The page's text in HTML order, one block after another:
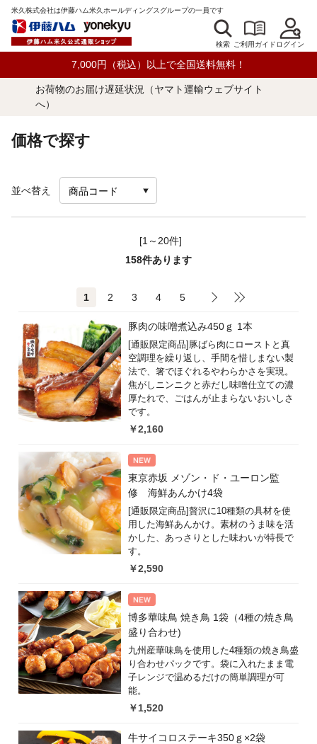
米久株式会社は伊藤ハム米久ホールディングスグループの一員です
検索 ご利用ガイドログイン
7,000円（税込）以上で全国送料無料！
お荷物のお届け遅延状況（ヤマト運輸ウェブサイト
へ）
価格で探す
並べ替え
[1～20件]
158件あります
1 2 3 4 5
豚肉の味噌煮込み450ｇ 1本
[通販限定商品]豚ばら肉にローストと真
空調理を繰り返し、手間を惜しまない製
法で、箸でほぐれるやわらかさを実現。
焦がしニンニクと赤だし味噌仕立ての濃
厚たれで、ごはんが止まらないおいしさ
です。
￥2,160
東京赤坂 メゾン・ド・ユーロン監
修 海鮮あんかけ4袋
[通販限定商品]贅沢に10種類の具材を使
用した海鮮あんかけ。素材のうま味を活
かした、あっさりとした味わいが特長で
す。
￥2,590
博多華味鳥 焼き鳥 1袋（4種の焼き鳥
盛り合わせ)
九州産華味鳥を使用した4種類の焼き鳥盛
り合わせパックです。袋に入れたまま電
子レンジで温めるだけの簡単調理が可
能。
￥1,520
牛サイコロステーキ350ｇ×2袋